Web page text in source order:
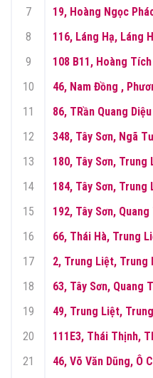
7
19, Hoàng Ngọc
8
116, Láng Hạ, Láng
9
108 B11, Hoàng
10
46, Nam Đồng ,
11
86, TRần Quang
12
348, Tây Sơn, Ngã
13
180, Tây Sơn,
14
184, Tây Sơn,
15
192, Tây Sơn,
16
66, Thái Hà, Trung
17
2, Trung Liệt, Trung
18
63, Tây Sơn, Quang
19
49, Trung Liệt,
20
111E3, Thái Thịnh,
21
46, Võ Văn Dũng, Ô